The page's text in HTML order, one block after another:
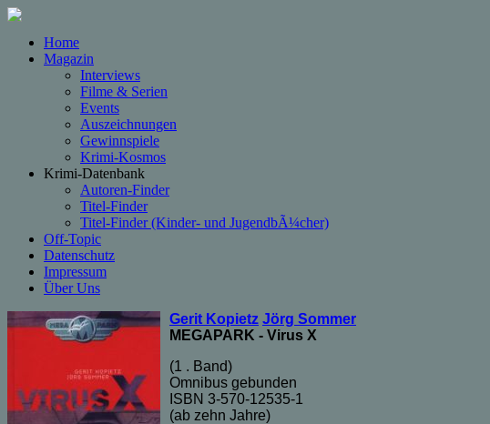
Home
Magazin
Interviews
Filme & Serien
Events
Auszeichnungen
Gewinnspiele
Krimi-Kosmos
Krimi-Datenbank
Autoren-Finder
Titel-Finder
Titel-Finder (Kinder- und JugendbÃ¼cher)
Off-Topic
Datenschutz
Impressum
Über Uns
Gerit Kopietz Jörg Sommer
MEGAPARK - Virus X
(1 . Band)
Omnibus gebunden
ISBN 3-570-12535-1
(ab zehn Jahre)